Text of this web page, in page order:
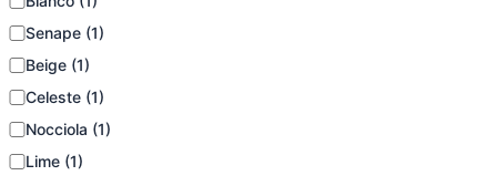
Senape (1)
Beige (1)
Celeste (1)
Nocciola (1)
Lime (1)